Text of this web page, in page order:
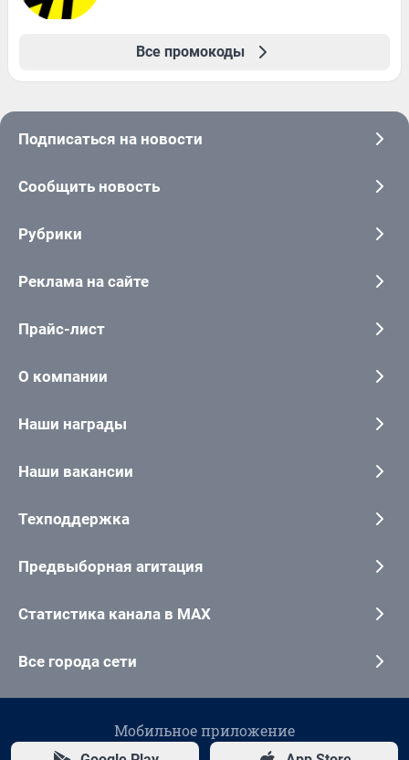
Все промокоды
Подписаться на новости
Сообщить новость
Рубрики
Реклама на сайте
Прайс-лист
О компании
Наши награды
Наши вакансии
Техподдержка
Предвыборная агитация
Статистика канала в MAX
Все города сети
Мобильное приложение